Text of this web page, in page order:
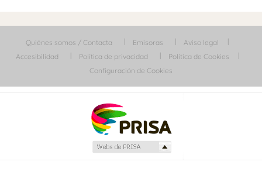
Quiénes somos / Contacta Emisoras
Aviso legal
Accesibilidad
Política de privacidad
Política de Cookies
Configuración de Cookies